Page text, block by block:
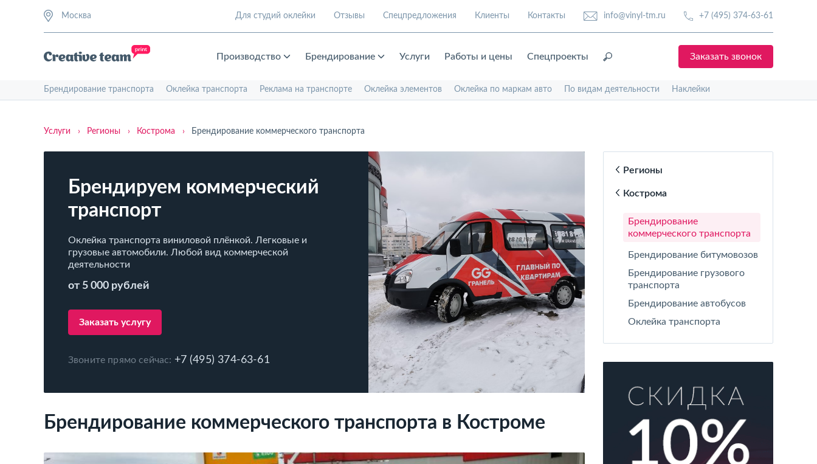
Москва Для студий оклейки Отзывы Спецпредложения Клиенты Контакты info@vinyl-tm.ru +7 (495) 374-63-61
Производство Брендирование Услуги Работы и цены Спецпроекты Заказать звонок
Брендирование транспорта Оклейка транспорта Реклама на транспорте Оклейка элементов Оклейка по маркам авто По видам деятельности Наклейки
Услуги › Регионы › Кострома › Брендирование коммерческого транспорта
Брендируем коммерческий
транспорт
Оклейка транспорта виниловой плёнкой. Легковые и
грузовые автомобили. Любой вид коммерческой
деятельности
от 5 000 рублей
Заказать услугу
Звоните прямо сейчас: +7 (495) 374-63-61
Брендирование коммерческого транспорта в Костроме
Регионы
Кострома
Брендирование
коммерческого транспорта
Брендирование битумовозов
Брендирование грузового
транспорта
Брендирование автобусов
Оклейка транспорта